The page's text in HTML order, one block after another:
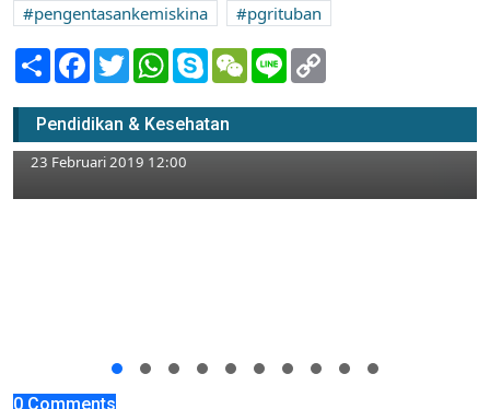
pengentasankemiskina
pgrituban
Share Facebook
TwitterWhatsApp
SkypeWeChatLine
Pendidikan & Kesehatan
Mahasiswa Madin Inisiasi Bedah Buku dan
Seminar Fiqih Kebangsaan
23 Februari 2019 12:00
0 Comments